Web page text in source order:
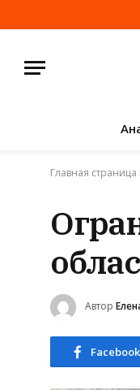
Главная страница
Автор
Facebook